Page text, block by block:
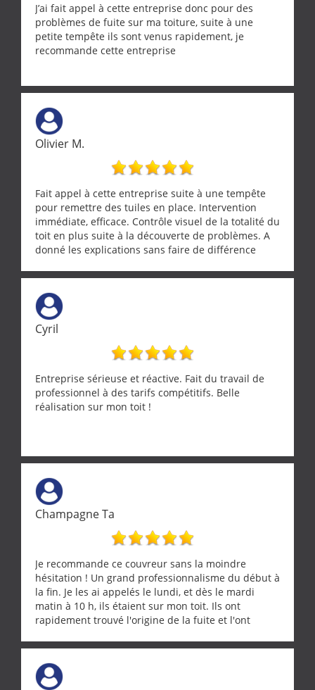
J’ai fait appel à cette entreprise donc pour des
problèmes de fuite sur ma toiture, suite à une
petite tempête ils sont venus rapidement, je
recommande cette entreprise
Olivier M.
Fait appel à cette entreprise suite à une tempête
pour remettre des tuiles en place. Intervention
immédiate, efficace. Contrôle visuel de la totalité du
toit en plus suite à la découverte de problèmes. A
donné les explications sans faire de différence
Cyril
Entreprise sérieuse et réactive. Fait du travail de
professionnel à des tarifs compétitifs. Belle
réalisation sur mon toit !
Champagne Ta
Je recommande ce couvreur sans la moindre
hésitation ! Un grand professionnalisme du début à
la fin. Je les ai appelés le lundi, et dès le mardi
matin à 10 h, ils étaient sur mon toit. Ils ont
rapidement trouvé l'origine de la fuite et l'ont
Une équipe sérieuse, réactive et compétente. C'est
vraiment rassurant de pouvoir compter sur des
artisans aussi professionnels. Merci encore !